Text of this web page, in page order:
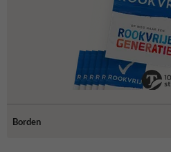
Borden